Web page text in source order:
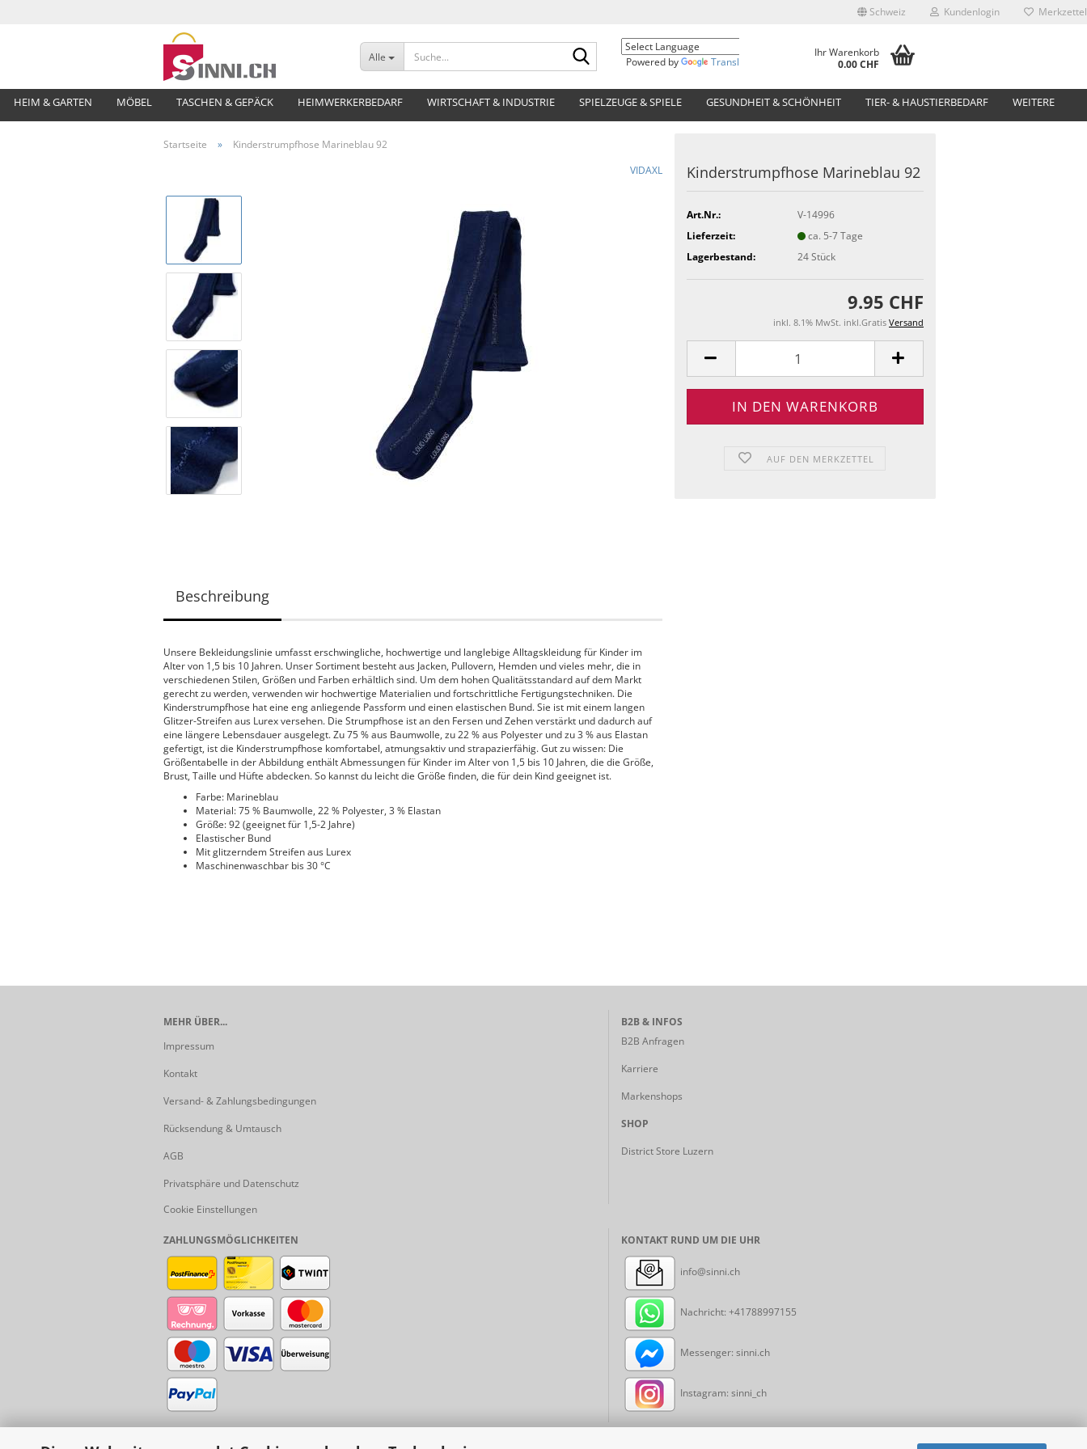
Schweiz Kundenlogin Merkzettel
Alle
Suche...
Powered by
Translate
Ihr Warenkorb
0.00 CHF
HEIM & GARTEN MÖBEL TASCHEN & GEPÄCK HEIMWERKERBEDARF WIRTSCHAFT & INDUSTRIE SPIELZEUGE & SPIELE GESUNDHEIT & SCHÖNHEIT TIER- & HAUSTIERBEDARF WEITERE
Startseite »
Kinderstrumpfhose Marineblau 92
VIDAXL
Kinderstrumpfhose Marineblau 92
Art.Nr.:
V-14996
Lieferzeit:
ca. 5-7 Tage
Lagerbestand:
24Stück
9.95 CHF
inkl. 8.1% MwSt. inkl.Gratis Versand
AUF DEN MERKZETTEL
Beschreibung
Unsere Bekleidungslinie umfasst erschwingliche, hochwertige und langlebige Alltagskleidung für Kinder im
Alter von 1,5 bis 10 Jahren. Unser Sortiment besteht aus Jacken, Pullovern, Hemden und vieles mehr, die in
verschiedenen Stilen, Größen und Farben erhältlich sind. Um dem hohen Qualitätsstandard auf dem Markt
gerecht zu werden, verwenden wir hochwertige Materialien und fortschrittliche Fertigungstechniken. Die
Kinderstrumpfhose hat eine eng anliegende Passform und einen elastischen Bund. Sie ist mit einem langen
Glitzer-Streifen aus Lurex versehen. Die Strumpfhose ist an den Fersen und Zehen verstärkt und dadurch auf
eine längere Lebensdauer ausgelegt. Zu 75 % aus Baumwolle, zu 22 % aus Polyester und zu 3 % aus Elastan
gefertigt, ist die Kinderstrumpfhose komfortabel, atmungsaktiv und strapazierfähig. Gut zu wissen: Die
Größentabelle in der Abbildung enthält Abmessungen für Kinder im Alter von 1,5 bis 10 Jahren, die die Größe,
Brust, Taille und Hüfte abdecken. So kannst du leicht die Größe finden, die für dein Kind geeignet ist.
Farbe: Marineblau
Material: 75 % Baumwolle, 22 % Polyester, 3 % Elastan
Größe: 92 (geeignet für 1,5-2 Jahre)
Elastischer Bund
Mit glitzerndem Streifen aus Lurex
Maschinenwaschbar bis 30 °C
MEHR ÜBER...
Impressum
Kontakt
Versand- & Zahlungsbedingungen
Rücksendung & Umtausch
AGB
Privatsphäre und Datenschutz
Cookie Einstellungen
B2B & INFOS
B2B Anfragen
Karriere
Markenshops
SHOP
District Store Luzern
ZAHLUNGSMÖGLICHKEITEN KONTAKT RUND UM DIE UHR
info@sinni.ch
Nachricht: +41788997155
Messenger: sinni.ch
Instagram: sinni_ch